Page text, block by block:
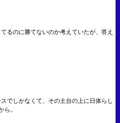
るのに勝てないのか考えていたが、答え
でしかなくて、その土台の上に日体らし
ら。